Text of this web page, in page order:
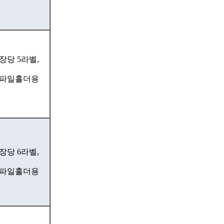
당 5라벨,
일홀더용
당 6라벨,
일홀더용